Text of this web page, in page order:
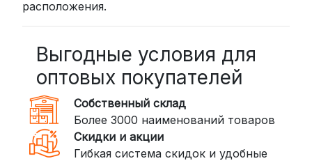
расположения.
Выгодные условия для
оптовых покупателей
Собственный склад
Более 3000 наименований товаров
Скидки и акции
Гибкая система скидок и удобные